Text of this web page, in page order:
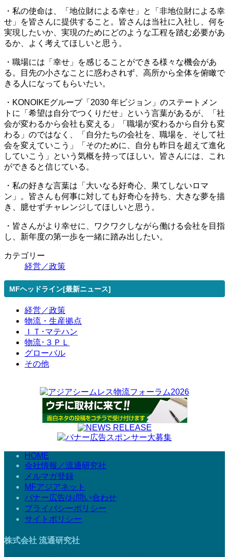
・私の使命は、「地位財による幸せ」と「非地位財による幸
せ」を皆さんに提供すること。皆さんは当社に入社し、何を
実現したいか、実現のためにどのような工程を踏む必要があ
るか、よく考えてほしいと思う。
・職場には「幸せ」を感じることができる様々な機会があ
る。目先の小さなことに惑わされず、高所から全体を俯瞰で
きる人になってもらいたい。
・KONOIKEグループ「2030 年ビジョン」のステートメン
トに「希望は自分でつくりだせ」という言葉があるが、「社
会が変わるから会社も変える」「職場が変わるから自分も変
わる」のではなく、「自分たちの会社を、職場を、そして社
会を変えていこう」「そのために、自分も昨日を超えて進化
していこう」という気概を持ってほしい。皆さんには、これ
ができると信じている。
・私の好きな言葉は「大いなる好奇心、果てしないロマ
ン」。皆さんも何事に対しても好奇心を持ち、大きな夢を描
き、臆せずチャレンジしてほしいと思う。
・皆さんがより幸せに、ワクワクしながら働ける会社を目指
し、新年度の第一歩を一緒に踏み出したい。
カテゴリー
経営／政策
MFヘッドライン[最新ニュース]
経営／政策
物流・生産拠点
ＩＴ･マテハン
物流･３ＰＬ
グローバル
その他
HOME
会社情報／流通研究社
メルマガ登録
MFアジアネット
バナー広告/お問い合わせ
プライバシーポリシー
サイトポリシー
株式会社 流通研究社